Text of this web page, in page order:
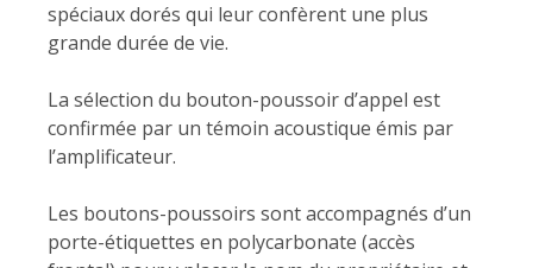
spéciaux dorés qui leur confèrent une plus
grande durée de vie.
La sélection du bouton-poussoir d’appel est
confirmée par un témoin acoustique émis par
l’amplificateur.
Les boutons-poussoirs sont accompagnés d’un
porte-étiquettes en polycarbonate (accès